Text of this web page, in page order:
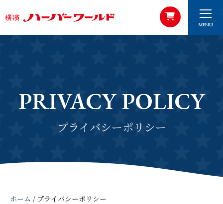
MENU
PRIVACY POLICY
プライバシーポリシー
ホーム / プライバシーポリシー